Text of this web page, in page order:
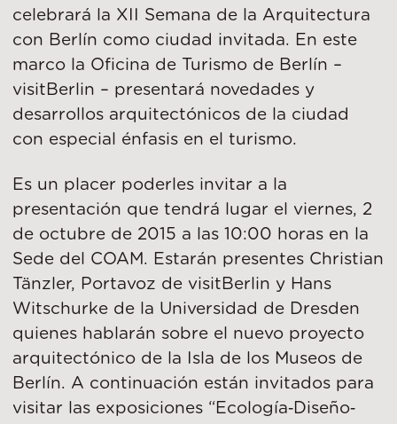
celebrará la XII Semana de la Arquitectura
con Berlín como ciudad invitada. En este
marco la Oficina de Turismo de Berlín –
visitBerlin – presentará novedades y
desarrollos arquitectónicos de la ciudad
con especial énfasis en el turismo.
Es un placer poderles invitar a la
presentación que tendrá lugar el viernes, 2
de octubre de 2015 a las 10:00 horas en la
Sede del COAM. Estarán presentes Christian
Tänzler, Portavoz de visitBerlin y Hans
Witschurke de la Universidad de Dresden
quienes hablarán sobre el nuevo proyecto
arquitectónico de la Isla de los Museos de
Berlín. A continuación están invitados para
visitar las exposiciones “Ecología‐Diseño‐